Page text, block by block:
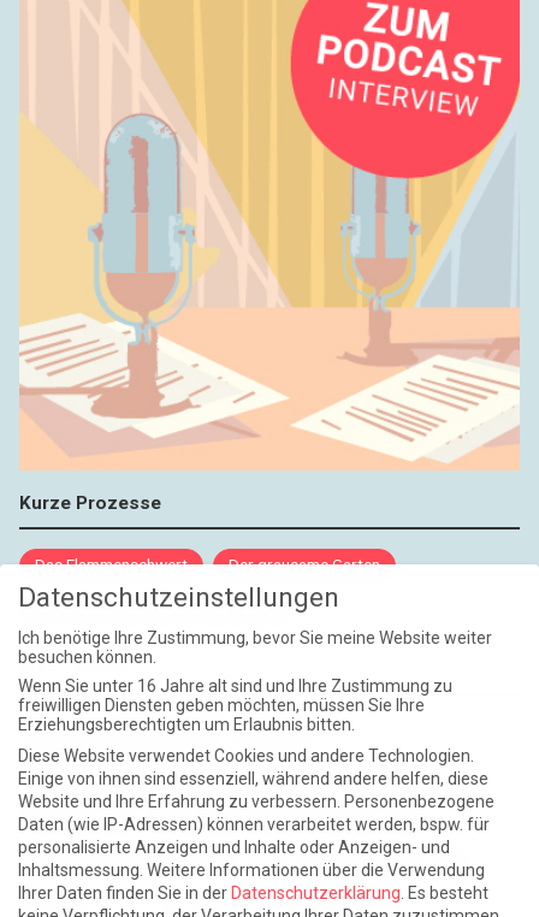
Kurze Prozesse
Das Flammenschwert Der grausame Garten
NIEMALS UND AUCH DANN NICHT
Weite Reisen
Atlantische Turbulenzen DIE ELF
Die Zeit der Ringelblumen ist vorbei Europa im Kopf
Fast am Ziel Frühling in Florenz In der Blase
Leben lernen / Ein Versuch Trinken. Träumen. Trösten.
Triple-Edinburgher mit Ketchup WACHS!
Datenschutzeinstellungen
Ich benötige Ihre Zustimmung, bevor Sie meine Website weiter
besuchen können.
Wenn Sie unter 16 Jahre alt sind und Ihre Zustimmung zu
freiwilligen Diensten geben möchten, müssen Sie Ihre
Erziehungsberechtigten um Erlaubnis bitten.
Diese Website verwendet Cookies und andere Technologien.
Einige von ihnen sind essenziell, während andere helfen, diese
Website und Ihre Erfahrung zu verbessern. Personenbezogene
Daten (wie IP-Adressen) können verarbeitet werden, bspw. für
personalisierte Anzeigen und Inhalte oder Anzeigen- und
Inhaltsmessung. Weitere Informationen über die Verwendung
Ihrer Daten finden Sie in der Datenschutzerklärung Es besteht